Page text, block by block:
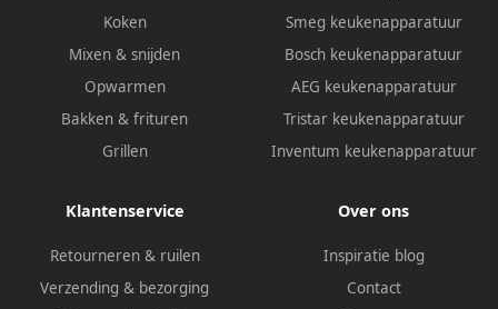
Koken
Mixen & snijden
Opwarmen
Bakken & frituren
Grillen
Smeg keukenapparatuur
Bosch keukenapparatuur
AEG keukenapparatuur
Tristar keukenapparatuur
Inventum keukenapparatuur
Klantenservice
Retourneren & ruilen
Verzending & bezorging
Over ons
Inspiratie blog
Contact